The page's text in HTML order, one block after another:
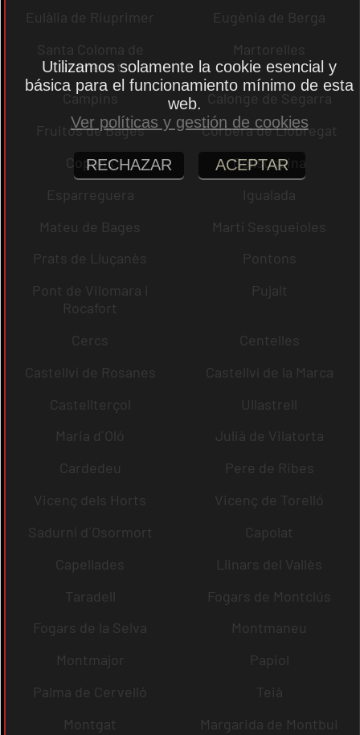
Eulàlia de Riuprimer
Eugènia de Berga
Santa Coloma de
Gramenet
Martorelles
Campins
Calonge de Segarra
Fruitós de Bages
Corbera de Llobregat
Copons
Collsuspina
Esparreguera
Igualada
Mateu de Bages
Martí Sesgueioles
Prats de Lluçanès
Pontons
Pont de Vilomara i
Rocafort
Pujalt
Cercs
Centelles
Castellví de Rosanes
Castellví de la Marca
Castellterçol
Ullastrell
Maria d´Oló
Julià de Vilatorta
Cardedeu
Pere de Ribes
Vicenç dels Horts
Vicenç de Torelló
Sadurní d´Osormort
Capolat
Capellades
Llinars del Vallès
Taradell
Fogars de Montclús
Fogars de la Selva
Montmaneu
Montmajor
Papiol
Palma de Cervelló
Teià
Montgat
Margarida de Montbui
Utilizamos solamente la cookie esencial y
básica para el funcionamiento mínimo de esta
web.
Ver políticas y gestión de cookies
RECHAZAR ACEPTAR